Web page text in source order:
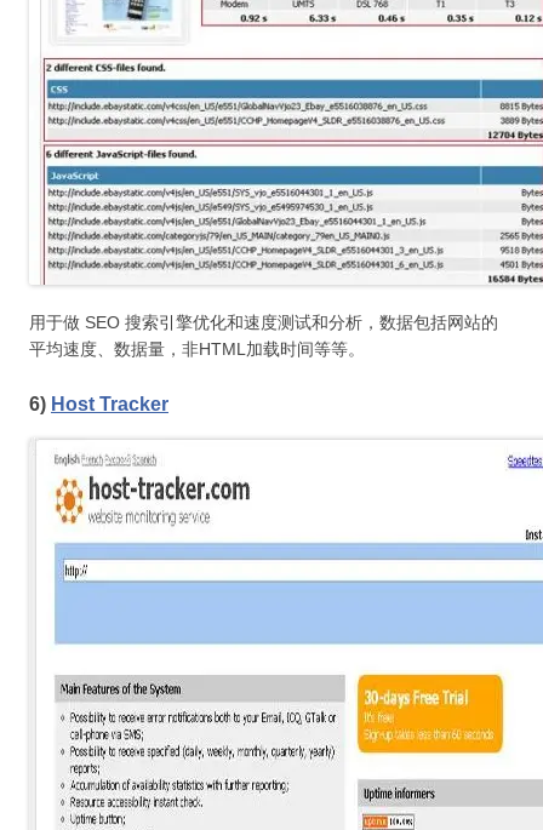
用于做 SEO 搜索引擎优化和速度测试和分析，数据包括网站的
平均速度、数据量，非HTML加载时间等等。
6) Host Tracker